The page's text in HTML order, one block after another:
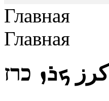
Главная
Главная
كرز ܟܪܙ כרז